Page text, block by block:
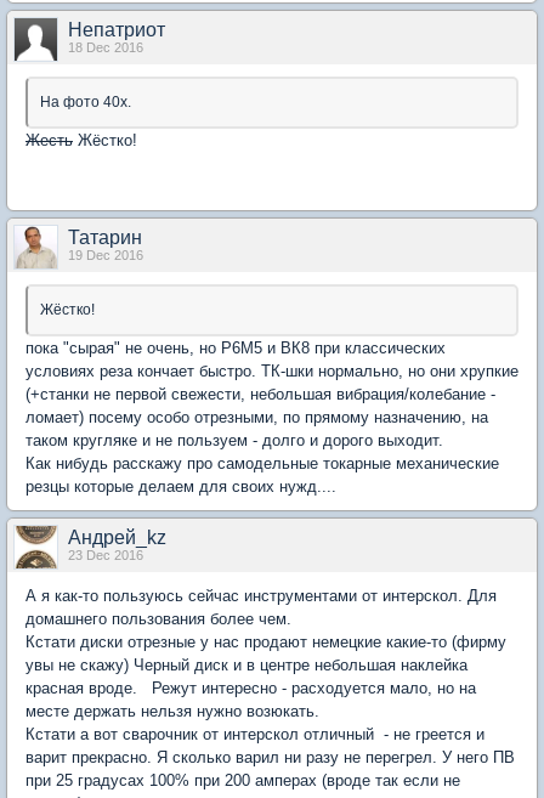
Непатриот
18 Dec 2016
На фото 40х.
Жесть Жёстко!
Татарин
19 Dec 2016
Жёстко!
пока "сырая" не очень, но Р6М5 и ВК8 при классических
условиях реза кончает быстро. ТК-шки нормально, но они хрупкие
(+станки не первой свежести, небольшая вибрация/колебание -
ломает) посему особо отрезными, по прямому назначению, на
таком кругляке и не пользуем - долго и дорого выходит.
Как нибудь расскажу про самодельные токарные механические
резцы которые делаем для своих нужд....
Андрей_kz
23 Dec 2016
А я как-то пользуюсь сейчас инструментами от интерскол. Для
домашнего пользования более чем.
Кстати диски отрезные у нас продают немецкие какие-то (фирму
увы не скажу) Черный диск и в центре небольшая наклейка
красная вроде. Режут интересно - расходуется мало, но на
месте держать нельзя нужно возюкать.
Кстати а вот сварочник от интерскол отличный - не греется и
варит прекрасно. Я сколько варил ни разу не перегрел. У него ПВ
при 25 градусах 100% при 200 амперах (вроде так если не